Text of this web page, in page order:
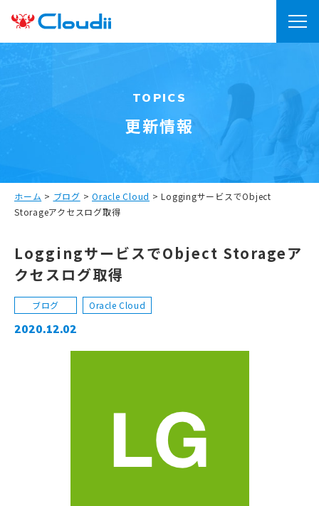
TOPICS
更新情報
ホーム > ブログ > Oracle Cloud >LoggingサービスでObject
Storageアクセスログ取得
LoggingサービスでObject Storageア
クセスログ取得
ブログ Oracle Cloud
2020.12.02